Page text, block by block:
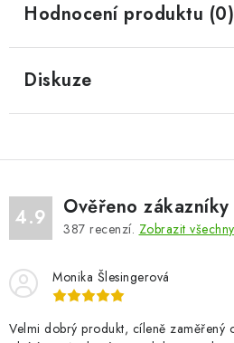
Hodnocení produktu (0)
Diskuze
4.9 Ověřeno zákazníky
387 recenzí. Zobrazit
Monika Šlesingerová
Velmi dobrý produkt, cíleně zaměřený